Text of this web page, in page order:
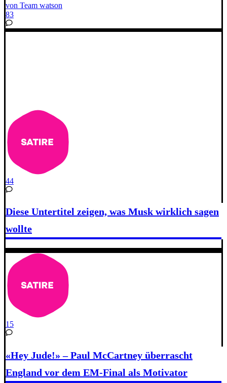
von Team watson
83
44
Diese Untertitel zeigen, was Musk wirklich sagen
wollte
15
«Hey Jude!» – Paul McCartney überrascht
England vor dem EM-Final als Motivator